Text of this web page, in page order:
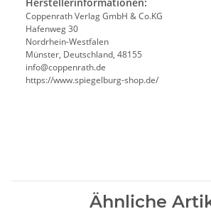
Coppenrath Verlag GmbH & Co.KG
Hafenweg 30
Nordrhein-Westfalen
Münster, Deutschland, 48155
info@coppenrath.de
https://www.spiegelburg-shop.de/
Ähnliche